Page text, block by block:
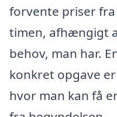
forvente priser
timen, afhængigt
behov, man har.
konkret opgave
hvor man kan få